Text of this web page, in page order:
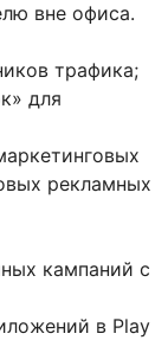
вне офиса.
трафика;
для
рекламных
кампаний с
в Play